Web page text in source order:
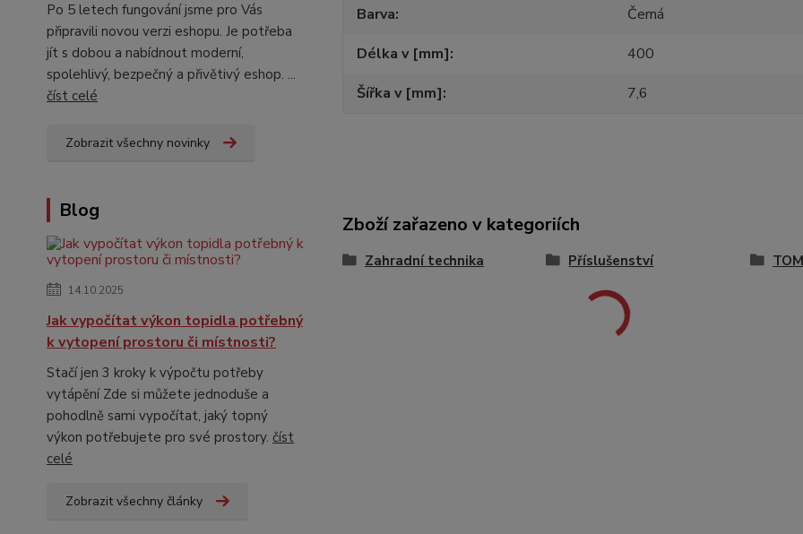
Po 5 letech fungování jsme pro Vás
připravili novou verzi eshopu. Je potřeba
jít s dobou a nabídnout moderní,
spolehlivý, bezpečný a přivětivý eshop. ...
číst celé
Zobrazit všechny novinky
Blog
14.10.2025
Jak vypočítat výkon topidla potřebný
k vytopení prostoru či místnosti?
Stačí jen 3 kroky k výpočtu potřeby
vytápění Zde si můžete jednoduše a
pohodlně sami vypočítat, jaký topný
výkon potřebujete pro své prostory. číst
celé
Zobrazit všechny články
Barva
Černá
Délka v [mm]
400
Šířka v [mm]
7,6
Zboží zařazeno v kategoriích
Zahradní technika Příslušenství